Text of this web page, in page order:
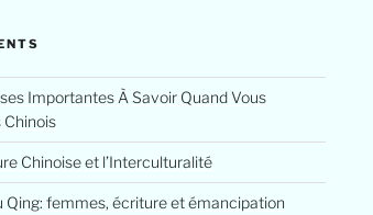
Importantes À Savoir Quand Vous
Chinois
Chinoise et l’Interculturalité
Qing: femmes, écriture et émancipation